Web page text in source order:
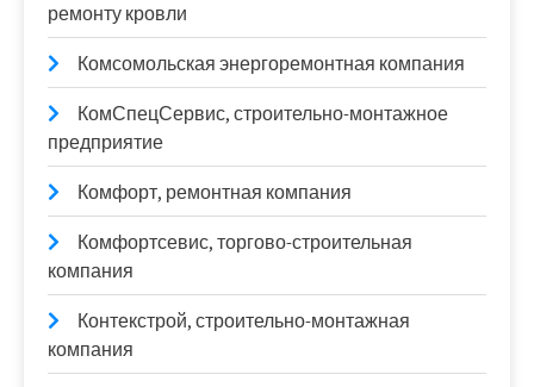
ремонту кровли
Комсомольская энергоремонтная компания
КомСпецСервис, строительно-монтажное
предприятие
Комфорт, ремонтная компания
Комфортсевис, торгово-строительная
компания
Контекстрой, строительно-монтажная
компания